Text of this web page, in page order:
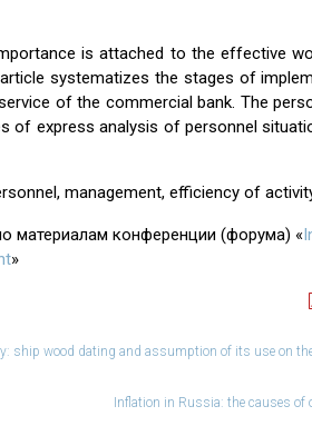
is attached to the effective
systematizes the stages of
of the commercial bank. The
of express analysis of personnel
management, efficiency of
материалам конференции (форума) «
»
ship wood dating and assumption of its use on
Inflation in Russia: the causes of